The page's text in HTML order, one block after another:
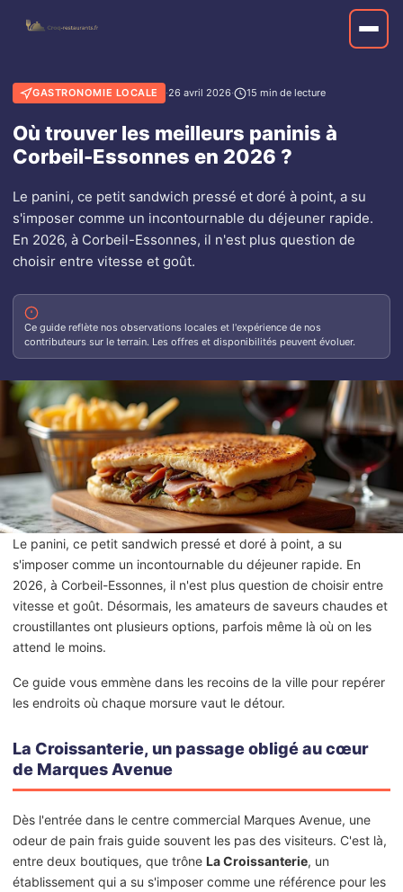
GASTRONOMIE LOCALE ·26 avril 2026· 15 min de lecture
Où trouver les meilleurs paninis à
Corbeil-Essonnes en 2026 ?
Le panini, ce petit sandwich pressé et doré à point, a su
s'imposer comme un incontournable du déjeuner rapide.
En 2026, à Corbeil-Essonnes, il n'est plus question de
choisir entre vitesse et goût.
Ce guide reflète nos observations locales et l'expérience de nos
contributeurs sur le terrain. Les offres et disponibilités peuvent évoluer.
Le panini, ce petit sandwich pressé et doré à point, a su
s'imposer comme un incontournable du déjeuner rapide. En
2026, à Corbeil-Essonnes, il n'est plus question de choisir entre
vitesse et goût. Désormais, les amateurs de saveurs chaudes et
croustillantes ont plusieurs options, parfois même là où on les
attend le moins.
Ce guide vous emmène dans les recoins de la ville pour repérer
les endroits où chaque morsure vaut le détour.
La Croissanterie, un passage obligé au cœur
de Marques Avenue
Dès l'entrée dans le centre commercial Marques Avenue, une
odeur de pain frais guide souvent les pas des visiteurs. C'est là,
entre deux boutiques, que trône La Croissanterie, un
établissement qui a su s'imposer comme une référence pour les